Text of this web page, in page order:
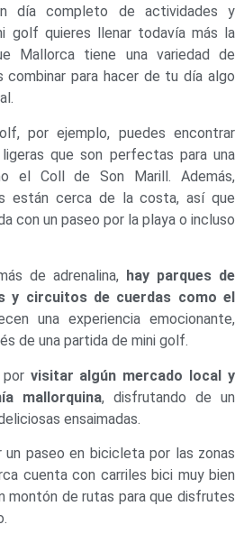
día completo de actividades y
golf quieres llenar todavía más la
Mallorca tiene una variedad de
combinar para hacer de tu día algo
por ejemplo, puedes encontrar
ligeras que son perfectas para una
el Coll de Son Marill. Además,
están cerca de la costa, así que
con un paseo por la playa o incluso
de adrenalina, hay parques de
y circuitos de cuerdas como el
una experiencia emocionante,
de una partida de mini golf.
visitar algún mercado local y
mallorquina, disfrutando de un
ensaimadas.
paseo en bicicleta por las zonas
cuenta con carriles bici muy bien
montón de rutas para que disfrutes